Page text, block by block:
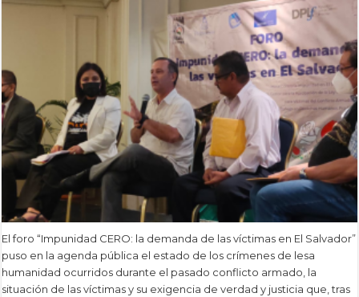
El foro “Impunidad CERO: la demanda de las víctimas en El Salvador”
puso en la agenda pública el estado de los crímenes de lesa
humanidad ocurridos durante el pasado conflicto armado, la
situación de las víctimas y su exigencia de verdad y justicia que, tras